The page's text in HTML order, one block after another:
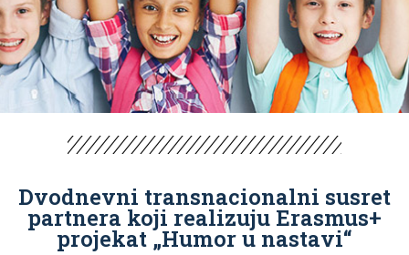
Dvodnevni transnacionalni susret
partnera koji realizuju Erasmus+
projekat „Humor u nastavi“